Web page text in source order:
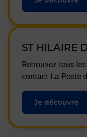
ST HILAIRE
Retrouvez tous
contact La Poste
Je découvre